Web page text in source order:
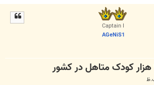
Captain I
AGeNiS1